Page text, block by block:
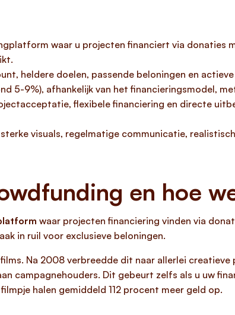
waar u projecten financiert via donaties
heldere doelen, passende beloningen en
5-9%), afhankelijk van het financieringsmodel,
flexibele financiering en directe
visuals, regelmatige communicatie,
en hoe
waar projecten financiering vinden via
in ruil voor exclusieve beloningen.
Na 2008 verbreedde dit naar allerlei creatieve
campagnehouders. Dit gebeurt zelfs als u uw
halen gemiddeld 112 procent meer geld op.